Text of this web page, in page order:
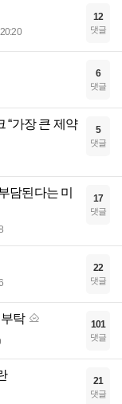
20:20
12
댓글
6
댓글
“가장 큰 제약
5
댓글
담된다는 미
17
댓글
22
댓글
탁 101
댓글
21
댓글